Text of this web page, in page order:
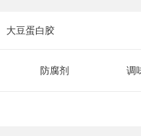
大豆蛋白胶
防腐剂 调